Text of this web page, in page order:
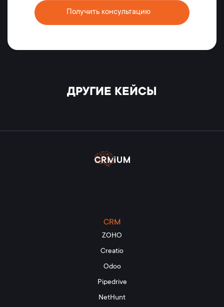
Получить консультацию
ДРУГИЕ КЕЙСЫ
CRM
ZOHO
Creatio
Odoo
Pipedrive
NetHunt